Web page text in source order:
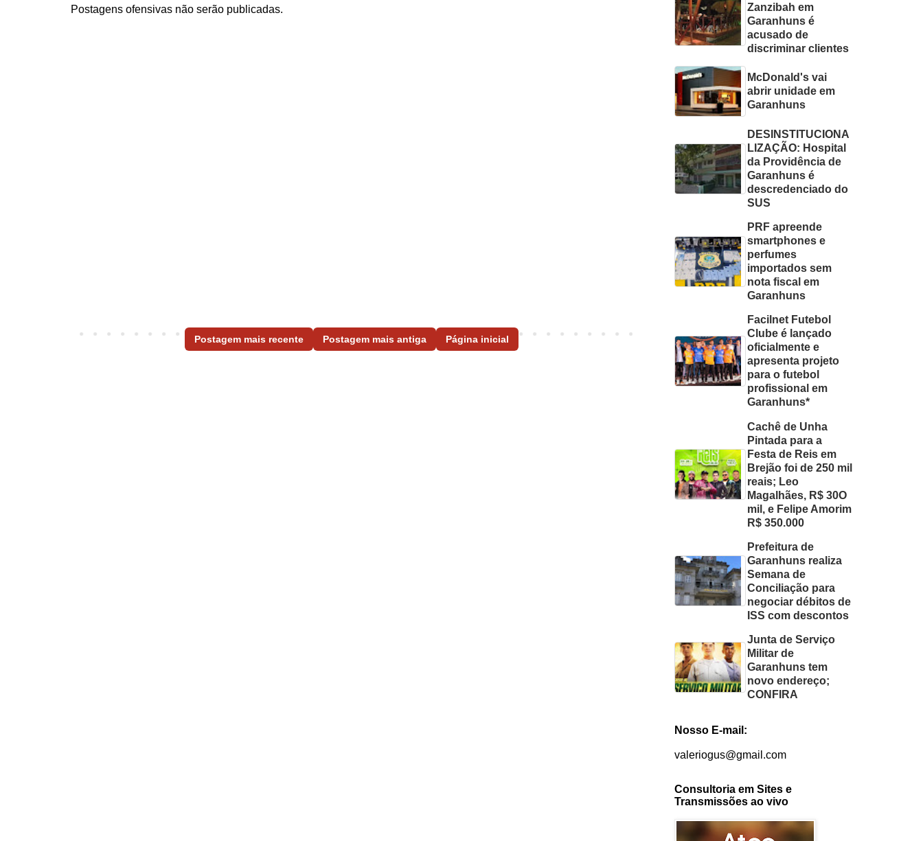
Postagens ofensivas não serão publicadas.
Postagem mais recente Postagem mais antiga Página inicial
Zanzibah em
Garanhuns é
acusado de
discriminar clientes
McDonald's vai
abrir unidade em
Garanhuns
DESINSTITUCIONA
LIZAÇÃO: Hospital
da Providência de
Garanhuns é
descredenciado do
SUS
PRF apreende
smartphones e
perfumes
importados sem
nota fiscal em
Garanhuns
Facilnet Futebol
Clube é lançado
oficialmente e
apresenta projeto
para o futebol
profissional em
Garanhuns*
Cachê de Unha
Pintada para a
Festa de Reis em
Brejão foi de 250 mil
reais; Leo
Magalhães, R$ 30O
mil, e Felipe Amorim
R$ 350.000
Prefeitura de
Garanhuns realiza
Semana de
Conciliação para
negociar débitos de
ISS com descontos
Junta de Serviço
Militar de
Garanhuns tem
novo endereço;
CONFIRA
Nosso E-mail:
valeriogus@gmail.com
Consultoria em Sites e
Transmissões ao vivo